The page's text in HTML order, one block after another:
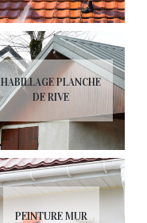
HABILLAGE PLANCHE
DE RIVE
PEINTURE MUR